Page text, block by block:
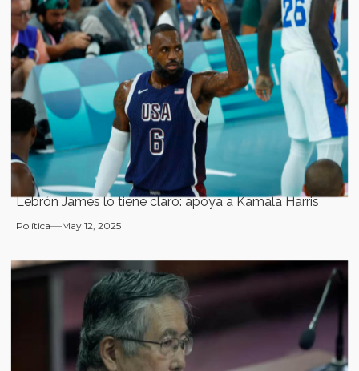
Lebrón James lo tiene claro: apoya a Kamala Harris
Política May 12, 2025